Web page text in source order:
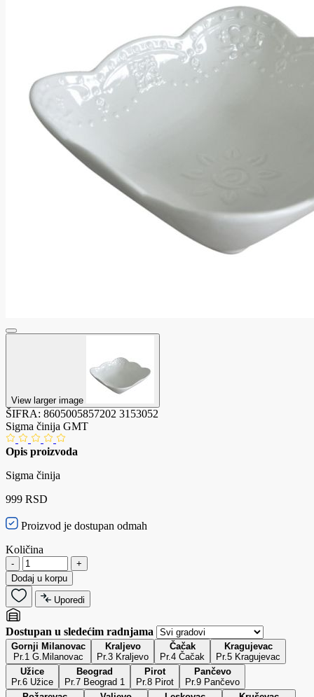
View larger image
ŠIFRA: 8605005857202 3153052
Sigma činija GMT
Opis proizvoda
Sigma činija
999 RSD
Proizvod je dostupan odmah
Količina
-
+
Dodaj u korpu
Uporedi
Dostupan u sledećim radnjama
Gornji Milanovac
Pr.1 G.Milanovac
Kraljevo
Pr.3 Kraljevo
Čačak
Pr.4 Čačak
Kragujevac
Pr.5 Kragujevac
Užice
Pr.6 Užice
Beograd
Pr.7 Beograd 1
Pirot
Pr.8 Pirot
Pančevo
Pr.9 Pančevo